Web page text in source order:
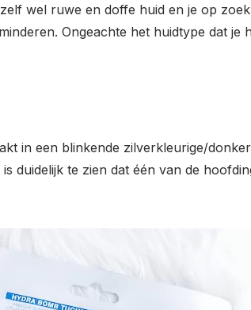
wel ruwe en doffe huid en je op
Ongeachte het huidtype dat je
in een blinkende zilverkleurige/
duidelijk te zien dat één van de